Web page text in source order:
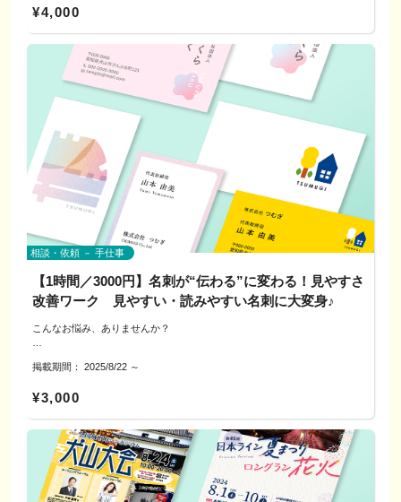
【選べるワークショップ】
A:フラの要素を取り入れた
体幹エクササイズ
～エクササイズの特徴は？～
フラの基本姿勢から日常の姿勢へと呼吸と共に意識を向けます。ゆっくりと
した動きなので、難しくはありません。
骨盤からめぐる、美しさと心地よさ。
骨盤をゆるやかに動かすことで、身体の芯から整い、流れが目覚める。
姿勢が自然と美しくなり、内側から温もりが巡ります。
B：カラダに優しい手作りお菓子＆ハーブティでティータイム
〜材料もわかる手作りなら安心感で子どものおやつや健康志向の方またお疲
れの身体へエネルギー補給に〜
～自然農法栽培された農薬不使用のハーブたち ～
C:ロスフラワーを自由にアレンジメント
お花を最後まで楽しみましょう♪
～ 「咲き終わっても、美しい。」 ロスフラワーに触れふながら、今この瞬
間の“わたしの感性”を束ねる時間。 自由に、心のままに、ブーケを創る小
※A～Cの中でお選びください。組み合わせることもできます。
内容に応じて開催時間が変わります
※開催時間や人数などに合わせてアレンジいたします。
画面共有や対面で実物を見ながら、「ここをこうすると良くなる」を具体的
にお伝えします。
印刷所に依頼する方は、入稿方法なども具体的にレクチャーします！
※本企画は学び・交流が目的です。制作代行・販売・データ納品は行いませ
---------------------------------------------------
▼サービスの特徴
◎今日から使える改善点
余白・揃え・強弱・配色など、基本原則に沿ってすぐ反映できる直し方を
提案。
◎ライブ添削
その場で直す→試す→比べるを繰り返して納得感UP！
・オンライン：4,000円／1回（60分）
※飲食費は各自負担でお願いします
---------------------------------------------------
¥4,000
相談・依頼 － 手仕事
【1時間／3000円】名刺が“伝わる”に変わる！見やすさ
改善ワーク 見やすい・読みやすい名刺に大変身♪
こんなお悩み、ありませんか？
＜情報は多いのに、肝心な良さが伝わらない＞
にお伝えします。
印刷所に依頼する方は、入稿方法なども具体的にレクチャーします！
※学び・交流が目的です。制作代行・印刷手配・納品は行いません。
掲載期間： 2025/8/22 ～
¥3,000